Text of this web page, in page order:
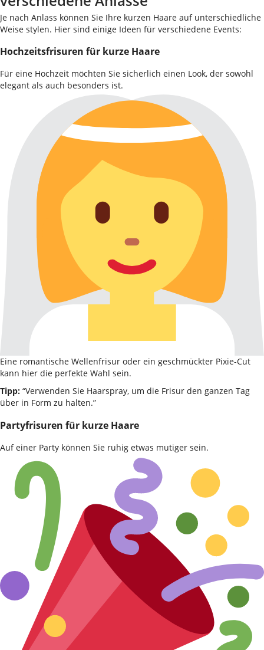
Je nach Anlass können Sie Ihre kurzen Haare auf unterschiedliche
Weise stylen. Hier sind einige Ideen für verschiedene Events:
Hochzeitsfrisuren für kurze Haare
Für eine Hochzeit möchten Sie sicherlich einen Look, der sowohl
elegant als auch besonders ist.
Eine romantische Wellenfrisur oder ein geschmückter Pixie-Cut
kann hier die perfekte Wahl sein.
Tipp: “Verwenden Sie Haarspray, um die Frisur den ganzen Tag
über in Form zu halten.”
Partyfrisuren für kurze Haare
Auf einer Party können Sie ruhig etwas mutiger sein.